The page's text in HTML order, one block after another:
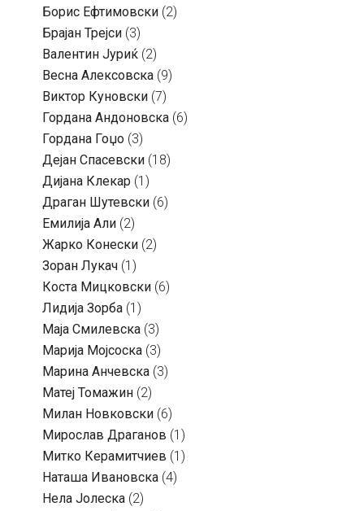
Борис Ефтимовски (2)
Брајан Трејси (3)
Валентин Јуриќ (2)
Весна Алексовска (9)
Виктор Куновски (7)
Гордана Андоновска (6)
Гордана Гоџо (3)
Дејан Спасевски (18)
Дијана Клекар (1)
Драган Шутевски (6)
Емилија Али (2)
Жарко Конески (2)
Зоран Лукач (1)
Коста Мицковски (6)
Лидија Зорба (1)
Маја Смилевска (3)
Марија Мојсоска (3)
Марина Анчевска (3)
Матеј Томажин (2)
Милан Новковски (6)
Мирослав Драганов (1)
Митко Керамитчиев (1)
Наташа Ивановска (4)
Нела Јолеска (2)